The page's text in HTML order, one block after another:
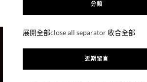
分類
展開全部close all separator 收合全部
近期留言